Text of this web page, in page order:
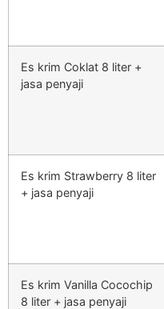
Es krim Coklat 8 liter +
jasa penyaji
Es krim Strawberry 8 liter
+ jasa penyaji
Es krim Vanilla Cocochip
8 liter + jasa penyaji